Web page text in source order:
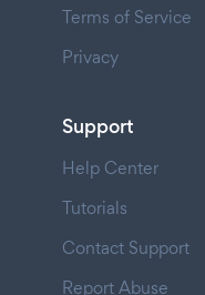
Terms of Service
Privacy
Support
Help Center
Tutorials
Contact Support
Report Abuse